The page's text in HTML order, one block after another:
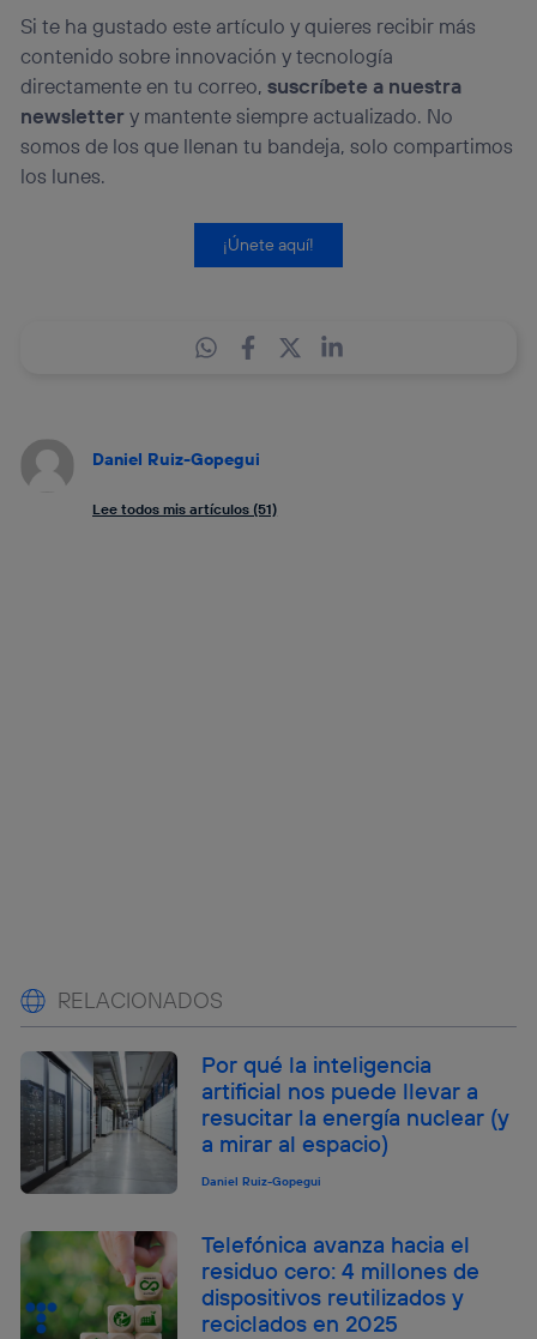
Si te ha gustado este artículo y quieres recibir más
contenido sobre innovación y tecnología
directamente en tu correo,suscríbete a nuestra
newslettery mantente siempre actualizado. No
somos de los que llenan tu bandeja, solo compartimos
los lunes.
¡Únete aquí!
Daniel Ruiz-Gopegui
Lee todos mis artículos (51)
RELACIONADOS
Por qué la inteligencia
artificial nos puede llevar a
resucitar la energía nuclear (y
a mirar al espacio)
Daniel Ruiz-Gopegui
Telefónica avanza hacia el
residuo cero: 4 millones de
dispositivos reutilizados y
reciclados en 2025